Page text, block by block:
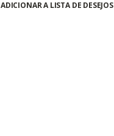
ADICIONAR A LISTA DE DESEJOS